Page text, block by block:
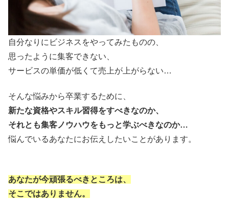
自分なりにビジネスをやってみたものの、
思ったように集客できない、
サービスの単価が低くて売上が上がらない…
そんな悩みから卒業するために、
新たな資格やスキル習得をすべきなのか、
それとも集客ノウハウをもっと学ぶべきなのか…
悩んでいるあなたにお伝えしたいことがあります。
あなたが今頑張るべきところは、
そこではありません。